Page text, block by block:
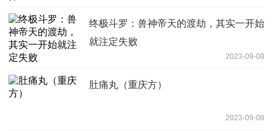
终极斗罗：兽神帝天的渡劫，其实一开始
就注定失败
2023-09-08
肚痛丸（重庆方）
2023-09-08